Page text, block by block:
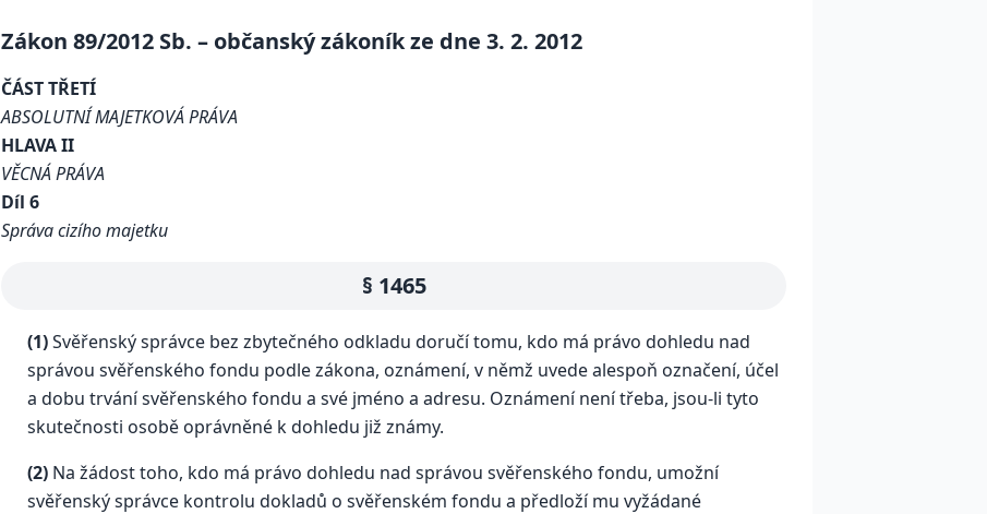
Zákon 89/2012 Sb. – občanský zákoník ze dne 3. 2. 2012
ČÁST TŘETÍ
ABSOLUTNÍ MAJETKOVÁ PRÁVA
HLAVA II
VĚCNÁ PRÁVA
Díl 6
Správa cizího majetku
§ 1465
(1)Svěřenský správce bez zbytečného odkladu doručí tomu, kdo má právo dohledu nad
správou svěřenského fondu podle zákona, oznámení, v němž uvede alespoň označení, účel
a dobu trvání svěřenského fondu a své jméno a adresu. Oznámení není třeba, jsou-li tyto
skutečnosti osobě oprávněné k dohledu již známy.
(2) Na žádost toho, kdo má právo dohledu nad správou svěřenského fondu, umožní
svěřenský správce kontrolu dokladů o svěřenském fondu a předloží mu vyžádané